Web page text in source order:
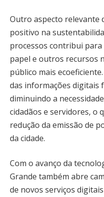
Outro aspecto relevante
positivo na
processos contribui
papel e outros recursos
público mais
das informações digitais
diminuindo a
cidadãos e servidores, o
redução da emissão de
da cidade.
Com o avanço da
Grande também abre
de novos serviços